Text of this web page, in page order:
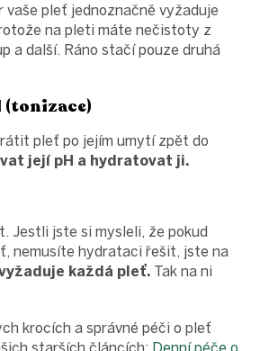
vaše pleť jednoznačně vyžaduje
na pleti máte nečistoty z
a další. Ráno stačí pouze druhá
(tonizace)
pleť po jejím umytí zpět do
její pH a hydratovat ji.
Jestli jste si mysleli, že pokud
nemusíte hydrataci řešit, jste na
každá pleť. Tak na ni
krocích a správné péči o pleť